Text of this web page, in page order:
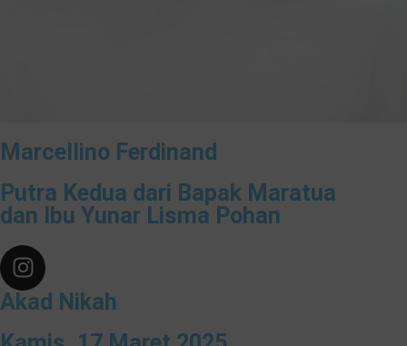
Marcellino Ferdinand
Putra Kedua dari Bapak Maratua
dan Ibu Yunar Lisma Pohan
Akad Nikah